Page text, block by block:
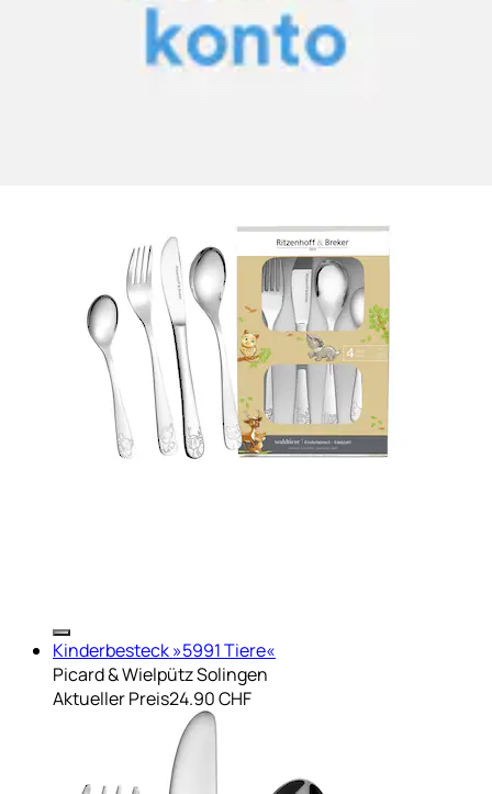
Kinderbesteck »Waldtiere 4-teilig«
Ritzenhoff & Breker
Aktueller Preis19.90 CHF
Kinderbesteck »5991 Tiere«
Picard & Wielpütz Solingen
Aktueller Preis24.90 CHF